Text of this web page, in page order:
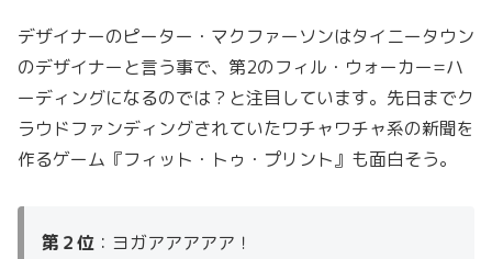
デザイナーのピーター・マクファーソンはタイニータウン
のデザイナーと言う事で、第2のフィル・ウォーカー=ハ
ーディングになるのでは？と注目しています。先日までク
ラウドファンディングされていたワチャワチャ系の新聞を
作るゲーム『フィット・トゥ・プリント』も面白そう。
第２位 ：ヨガアアアアア！